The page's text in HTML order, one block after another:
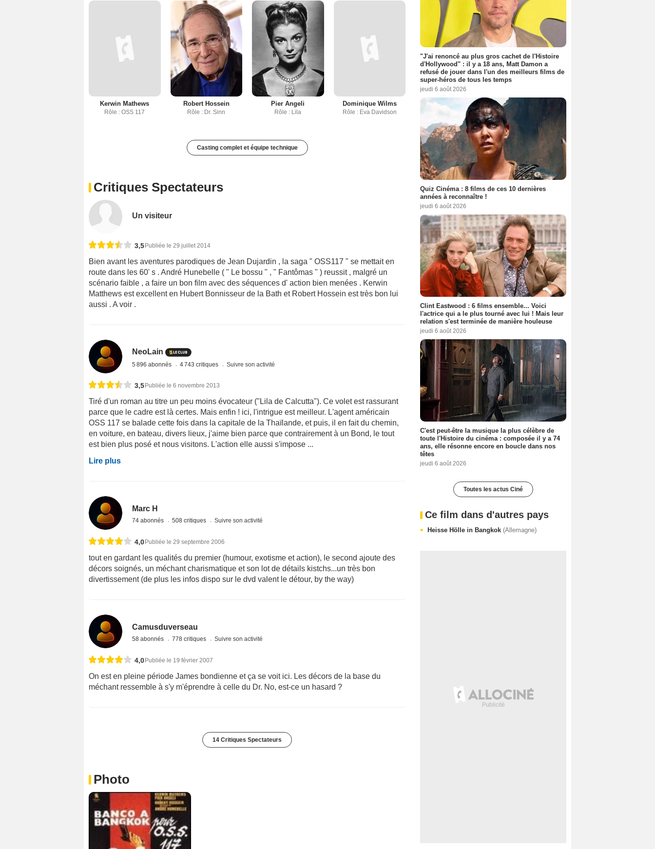
Kerwin Mathews
Rôle : OSS 117
Robert Hossein
Rôle : Dr. Sinn
Pier Angeli
Rôle : Lila
Dominique Wilms
Rôle : Eva Davidson
Casting complet et équipe technique
Critiques Spectateurs
Un visiteur
3,5 Publiée le 29 juillet 2014
Bien avant les aventures parodiques de Jean Dujardin , la saga " OSS117 " se mettait en
route dans les 60' s . André Hunebelle ( " Le bossu " , " Fantômas " ) reussit , malgré un
scénario faible , a faire un bon film avec des séquences d' action bien menées . Kerwin
Matthews est excellent en Hubert Bonnisseur de la Bath et Robert Hossein est très bon lui
aussi . A voir .
NeoLain
5 896 abonnés 4 743 critiques Suivre son activité
3,5 Publiée le 6 novembre 2013
Tiré d'un roman au titre un peu moins évocateur ("Lila de Calcutta"). Ce volet est rassurant
parce que le cadre est là certes. Mais enfin ! ici, l'intrigue est meilleur. L'agent américain
OSS 117 se balade cette fois dans la capitale de la Thaïlande, et puis, il en fait du chemin,
en voiture, en bateau, divers lieux, j'aime bien parce que contrairement à un Bond, le tout
est bien plus posé et nous visitons. L'action elle aussi s'impose ...
Lire plus
Marc H
74 abonnés 508 critiques Suivre son activité
4,0 Publiée le 29 septembre 2006
tout en gardant les qualités du premier (humour, exotisme et action), le second ajoute des
décors soignés, un méchant charismatique et son lot de détails kistchs...un très bon
divertissement (de plus les infos dispo sur le dvd valent le détour, by the way)
Camusduverseau
58 abonnés 778 critiques Suivre son activité
4,0 Publiée le 19 février 2007
On est en pleine période James bondienne et ça se voit ici. Les décors de la base du
méchant ressemble à s'y m'éprendre à celle du Dr. No, est-ce un hasard ?
14 Critiques Spectateurs
Photo
"J'ai renoncé au plus gros cachet de l'Histoire
d'Hollywood" : il y a 18 ans, Matt Damon a
refusé de jouer dans l'un des meilleurs films de
super-héros de tous les temps
jeudi 6 août 2026
Quiz Cinéma : 8 films de ces 10 dernières
années à reconnaître !
jeudi 6 août 2026
Clint Eastwood : 6 films ensemble... Voici
l'actrice qui a le plus tourné avec lui ! Mais leur
relation s'est terminée de manière houleuse
jeudi 6 août 2026
C'est peut-être la musique la plus célèbre de
toute l'Histoire du cinéma : composée il y a 74
ans, elle résonne encore en boucle dans nos
têtes
jeudi 6 août 2026
Toutes les actus Ciné
Ce film dans d'autres pays
Heisse Hölle in Bangkok (Allemagne)